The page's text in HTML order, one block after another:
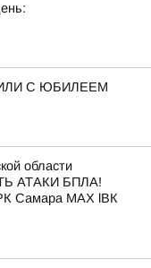
С ЮБИЛЕЕМ
области
АТАКИ БПЛА!
Самара MAX lВК